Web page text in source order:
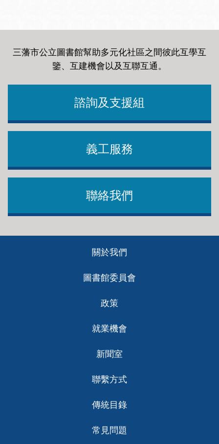
三藩市公立圖書館幫助多元化社區之間彼此互學互
鑒、互建機會以及互聯互通。
諮詢及支援組
義工服務
聯絡我們
關於我們
圖書館委員會
政策
就業機會
新聞室
聯繫方式
傳統目錄
常見問題